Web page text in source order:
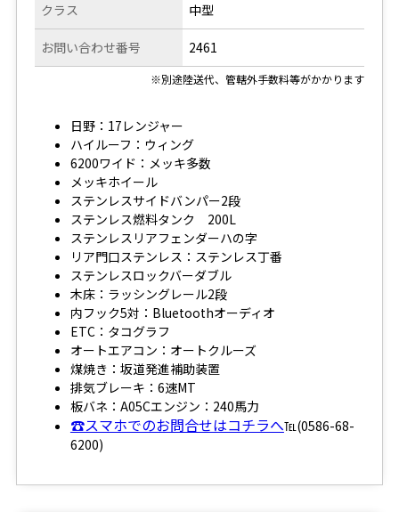
クラス
お問い合わせ番号
中型
2461
※別途陸送代、管轄外手数料等がかかります
日野：17レンジャー
ハイルーフ：ウィング
6200ワイド：メッキ多数
メッキホイール
ステンレスサイドバンパー2段
ステンレス燃料タンク 200L
ステンレスリアフェンダーハの字
リア門口ステンレス：ステンレス丁番
ステンレスロックバーダブル
木床：ラッシングレール2段
内フック5対：Bluetoothオーディオ
ETC：タコグラフ
オートエアコン：オートクルーズ
煤焼き：坂道発進補助装置
排気ブレーキ：6速MT
板バネ：A05Cエンジン：240馬力
☎スマホでのお問合せはコチラへ℡(0586-68-
6200)